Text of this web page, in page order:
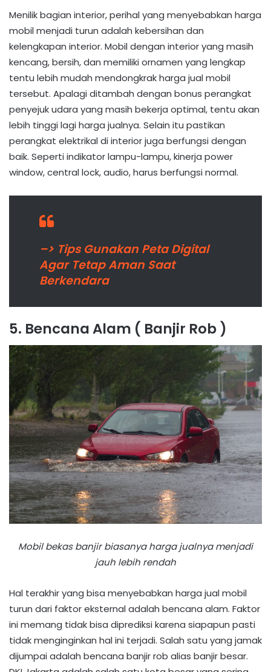
Menilik bagian interior, perihal yang menyebabkan harga
mobil menjadi turun adalah kebersihan dan
kelengkapan interior. Mobil dengan interior yang masih
kencang, bersih, dan memiliki ornamen yang lengkap
tentu lebih mudah mendongkrak harga jual mobil
tersebut. Apalagi ditambah dengan bonus perangkat
penyejuk udara yang masih bekerja optimal, tentu akan
lebih tinggi lagi harga jualnya. Selain itu pastikan
perangkat elektrikal di interior juga berfungsi dengan
baik. Seperti indikator lampu-lampu, kinerja power
window, central lock, audio, harus berfungsi normal.
–> Tips Gunakan Peta Digital
Agar Tetap Aman Saat
Berkendara
5. Bencana Alam ( Banjir Rob )
Mobil bekas banjir biasanya harga jualnya menjadi
jauh lebih rendah
Hal terakhir yang bisa menyebabkan harga jual mobil
turun dari faktor eksternal adalah bencana alam. Faktor
ini memang tidak bisa diprediksi karena siapapun pasti
tidak menginginkan hal ini terjadi. Salah satu yang jamak
dijumpai adalah bencana banjir rob alias banjir besar.